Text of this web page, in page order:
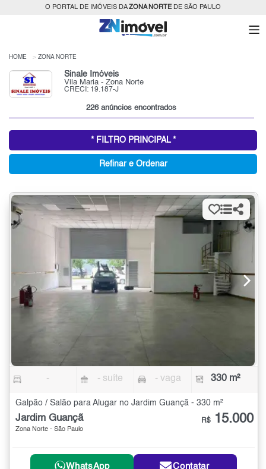
O PORTAL DE IMÓVEIS DAZONA NORTEDE SÃO PAULO
HOME ZONA NORTE
Sinale Imóveis
Vila Maria - Zona Norte
CRECI: 19.187-J
226 anúncios encontrados
* FILTRO PRINCIPAL *
Refinar e Ordenar
- - suíte - vaga 330 m²
Galpão / Salão para Alugar no Jardim Guançã - 330 m²
Jardim Guançã
Zona Norte - São Paulo
R$ 15.000
WhatsApp Contatar